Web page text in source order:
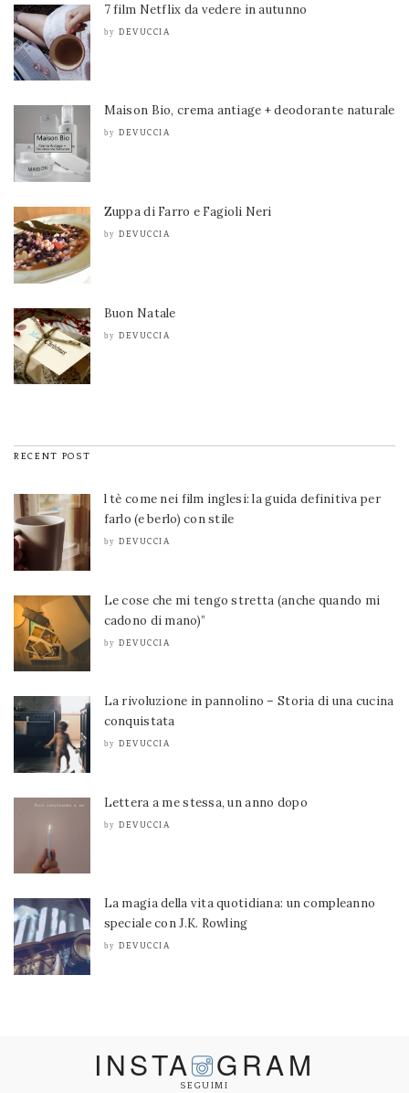
7 film Netflix da vedere in autunno
by DEVUCCIA
Maison Bio, crema antiage + deodorante naturale
by DEVUCCIA
Zuppa di Farro e Fagioli Neri
by DEVUCCIA
Buon Natale
by DEVUCCIA
RECENT POST
l tè come nei film inglesi: la guida definitiva per
farlo (e berlo) con stile
by DEVUCCIA
Le cose che mi tengo stretta (anche quando mi
cadono di mano)”
by DEVUCCIA
La rivoluzione in pannolino – Storia di una cucina
conquistata
by DEVUCCIA
Lettera a me stessa, un anno dopo
by DEVUCCIA
La magia della vita quotidiana: un compleanno
speciale con J.K. Rowling
by DEVUCCIA
INSTA GRAM
SEGUIMI